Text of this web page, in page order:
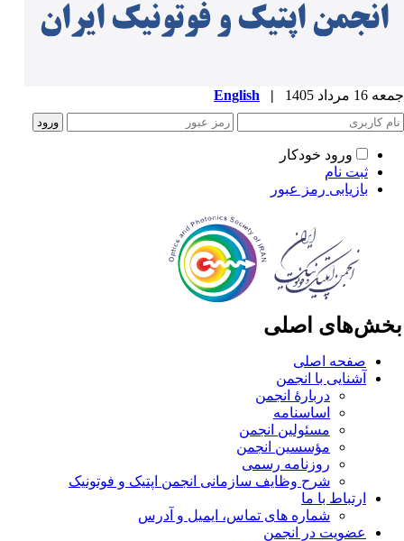
مرداد 1405 |
English
ورود خودکار
ثبت نام
بازیابی رمز عبور
اصلی
صفحه اصلی
آشنایی با انجمن
دربارۀ انجمن
اساسنامه
مسئولین انجمن
مؤسسین انجمن
روزنامه رسمی
شرح وظایف سازمانی انجمن اپتیک و فوتونیک
ارتباط با ما
شماره های تماس، ایمیل و آدرس
عضویت در انجمن